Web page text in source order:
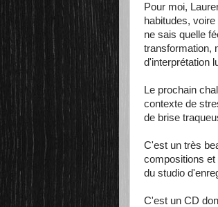
Pour moi,
habitudes,
ne sais quelle
transformation,
d'interprétation
Le prochain
contexte de
de brise
C'est un très
compositions et
du studio
C'est un CD